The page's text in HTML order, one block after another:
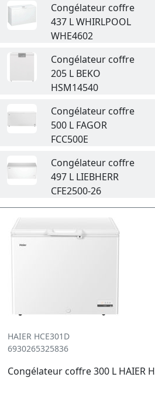
Congélateur coffre
437 L WHIRLPOOL
WHE4602
Congélateur coffre
205 L BEKO
HSM14540
Congélateur coffre
500 L FAGOR
FCC500E
Congélateur coffre
497 L LIEBHERR
CFE2500-26
HAIER HCE301D
6930265325836
Congélateur coffre 300 L HAIER